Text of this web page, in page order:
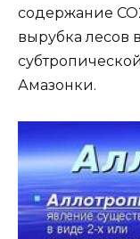
содержание
вырубка лесов
Амазонки.